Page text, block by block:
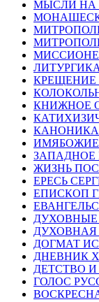
МЫСЛИ НА
ЛИТУРГИКА
КРЕЩЕНИЕ
КНИЖНОЕ
КАНОНИКА
ИМЯБОЖИЕ
ЗАПАДНОЕ
ЖИЗНЬ
ЕРЕСЬ
ЕПИСКОП
ДУХОВНАЯ
ДОГМАТ
ДНЕВНИК
ДЕТСТВО
ГОЛОС